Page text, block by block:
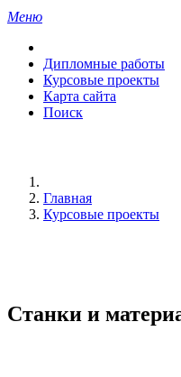
Меню
Дипломные работы
Курсовые проекты
Карта сайта
Поиск
Главная
Курсовые проекты
Станки и